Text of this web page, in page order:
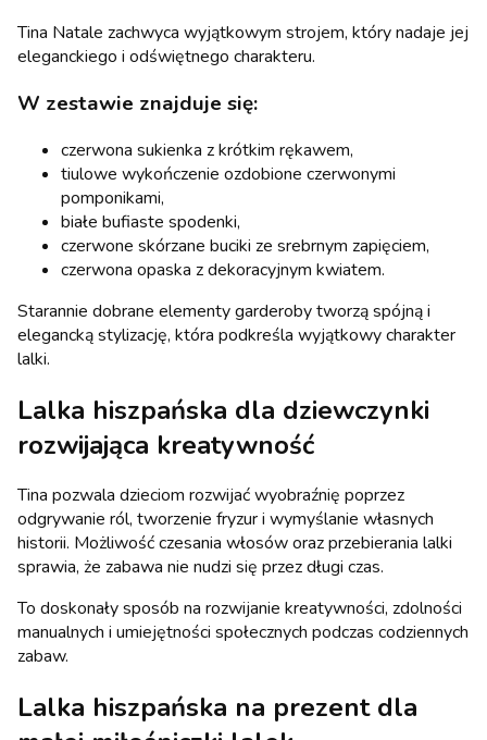
Tina Natale zachwyca wyjątkowym strojem, który nadaje jej
eleganckiego i odświętnego charakteru.
W zestawie znajduje się:
czerwona sukienka z krótkim rękawem,
tiulowe wykończenie ozdobione czerwonymi
pomponikami,
białe bufiaste spodenki,
czerwone skórzane buciki ze srebrnym zapięciem,
czerwona opaska z dekoracyjnym kwiatem.
Starannie dobrane elementy garderoby tworzą spójną i
elegancką stylizację, która podkreśla wyjątkowy charakter
lalki.
Lalka hiszpańska dla dziewczynki
rozwijająca kreatywność
Tina pozwala dzieciom rozwijać wyobraźnię poprzez
odgrywanie ról, tworzenie fryzur i wymyślanie własnych
historii. Możliwość czesania włosów oraz przebierania lalki
sprawia, że zabawa nie nudzi się przez długi czas.
To doskonały sposób na rozwijanie kreatywności, zdolności
manualnych i umiejętności społecznych podczas codziennych
zabaw.
Lalka hiszpańska na prezent dla